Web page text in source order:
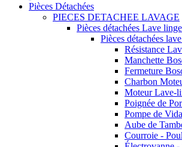
Pièces Détachées
PIECES DETACHEE LAVAGE
Pièces détachées Lave linge
Pièces détachées
Résistance
Manchette
Fermeture
Charbon
Moteur Lave-
Poignée de
Pompe de
Aube de
Courroie -